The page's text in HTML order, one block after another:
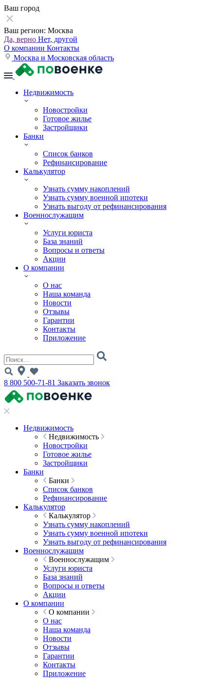
Ваш город
Ваш регион: Москва
Да, верно Нет, другой
О компании Контакты
Москва и Московская область
Недвижимость
Новостройки
Готовое жилье
Застройщики
Банки
Список банков
Рефинансирование
Калькулятор
Узнать сумму накоплений
Узнать сумму военной ипотеки
Узнать выгоду от рефинансирования
Военнослужащим
Услуги юриста
База знаний
Вопросы и ответы
Акции
О компании
О нас
Наша команда
Новости
Отзывы
Гарантии
Контакты
Приложение
8 800 500-71-81 Заказать звонок
Недвижимость
Недвижимость
Новостройки
Готовое жилье
Застройщики
Банки
Банки
Список банков
Рефинансирование
Калькулятор
Калькулятор
Узнать сумму накоплений
Узнать сумму военной ипотеки
Узнать выгоду от рефинансирования
Военнослужащим
Военнослужащим
Услуги юриста
База знаний
Вопросы и ответы
Акции
О компании
О компании
О нас
Наша команда
Новости
Отзывы
Гарантии
Контакты
Приложение